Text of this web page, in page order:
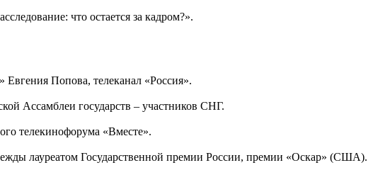
что остается за кадром?».
Попова, телеканал «Россия».
Ассамблеи государств – участников СНГ.
телекинофорума «Вместе».
лауреатом Государственной премии России, премии «Оскар» (США).